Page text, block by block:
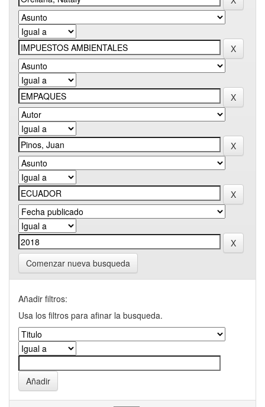
Comenzar nueva busqueda
Añadir filtros:
Usa los filtros para afinar la busqueda.